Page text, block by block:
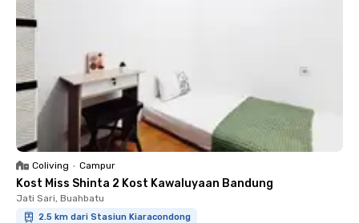
Coliving • Campur
Kost Miss Shinta 2 Kost Kawaluyaan Bandung
Jati Sari, Buahbatu
2.5 km dari Stasiun Kiaracondong